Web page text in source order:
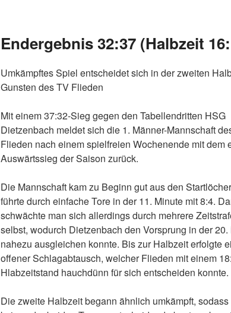
Endergebnis 32:37 (Halbzeit
Umkämpftes Spiel entscheidet sich in der zweiten
Gunsten des TV Flieden
Mit einem 37:32-Sieg gegen den Tabellendritten HSG
Dietzenbach meldet sich die 1. Männer-Mannschaft
Flieden nach einem spielfreien Wochenende mit dem
Auswärtssieg der Saison zurück.
Die Mannschaft kam zu Beginn gut aus den
führte durch einfache Tore in der 11. Minute mit 8:4.
schwächte man sich allerdings durch mehrere
selbst, wodurch Dietzenbach den Vorsprung in der 20.
nahezu ausgleichen konnte. Bis zur Halbzeit erfolgte
offener Schlagabtausch, welcher Flieden mit einem
Hlabzeitstand hauchdünn für sich entscheiden konnte.
Die zweite Halbzeit begann ähnlich umkämpft, sodass